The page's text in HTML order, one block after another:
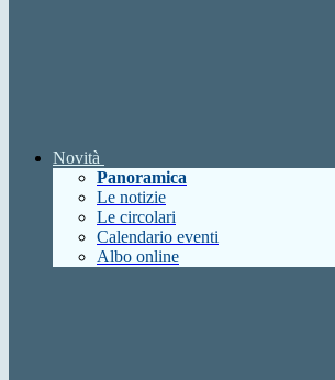
Novità
Panoramica
Le notizie
Le circolari
Calendario eventi
Albo online